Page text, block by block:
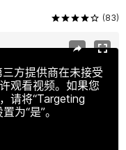
(83)
方提供商在未接受
观看视频。如果您
请将“Targeting
为“是”。